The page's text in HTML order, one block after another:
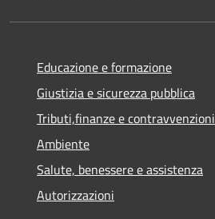
Educazione e formazione
Giustizia e sicurezza pubblica
Tributi,finanze e contravvenzioni
Ambiente
Salute, benessere e assistenza
Autorizzazioni